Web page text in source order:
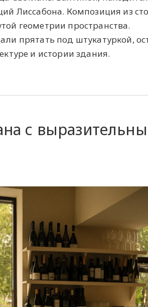
Лиссабона. Композиция из
геометрии пространства.
прятать под штукатуркой,
и истории здания.
с